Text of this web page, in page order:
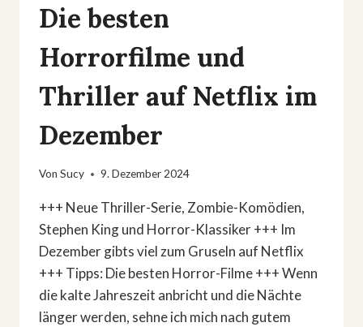
Die besten
Horrorfilme und
Thriller auf Netflix im
Dezember
Von Sucy 9. Dezember 2024
+++ Neue Thriller-Serie, Zombie-Komödien,
Stephen King und Horror-Klassiker +++ Im
Dezember gibts viel zum Gruseln auf Netflix
+++ Tipps: Die besten Horror-Filme +++ Wenn
die kalte Jahreszeit anbricht und die Nächte
länger werden, sehne ich mich nach gutem